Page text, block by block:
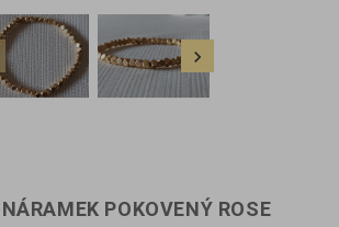

POKOVENÝ ROSE